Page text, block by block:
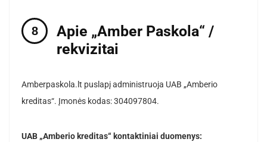
Apie „Amber Paskola“ /
rekvizitai
Amberpaskola.lt puslapį administruoja UAB „Amberio
kreditas“. Įmonės kodas: 304097804.
UAB „Amberio kreditas“ kontaktiniai duomenys: